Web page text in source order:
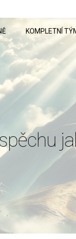
KOMPLETNÍ